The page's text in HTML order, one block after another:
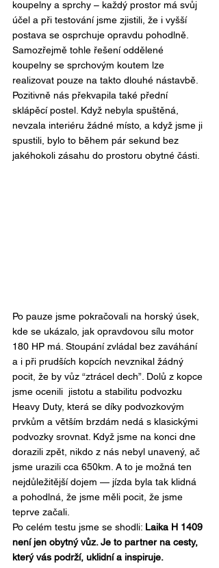
koupelny a sprchy – každý prostor má svůj
účel a při testování jsme zjistili, že i vyšší
postava se osprchuje opravdu pohodlně.
Samozřejmě tohle řešení oddělené
koupelny se sprchovým koutem lze
realizovat pouze na takto dlouhé nástavbě.
Pozitivně nás překvapila také přední
sklápěcí postel. Když nebyla spuštěná,
nevzala interiéru žádné místo, a když jsme ji
spustili, bylo to během pár sekund bez
jakéhokoli zásahu do prostoru obytné části.
Po pauze jsme pokračovali na horský úsek,
kde se ukázalo, jak opravdovou sílu motor
180 HP má. Stoupání zvládal bez zaváhání
a i při prudších kopcích nevznikal žádný
pocit, že by vůz “ztrácel dech”. Dolů z kopce
jsme ocenili  jistotu a stabilitu podvozku
Heavy Duty, která se díky podvozkovým
prvkům a větším brzdám nedá s klasickými
podvozky srovnat. Když jsme na konci dne
dorazili zpět, nikdo z nás nebyl unavený, ač
jsme urazili cca 650km. A to je možná ten
nejdůležitější dojem — jízda byla tak klidná
a pohodlná, že jsme měli pocit, že jsme
teprve začali.
Po celém testu jsme se shodli: Laika H 1409
není jen obytný vůz. Je to partner na cesty,
který vás podrží, uklidní a inspiruje.